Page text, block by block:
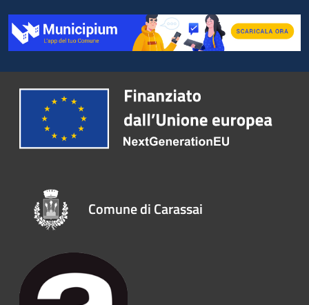
Comune di Carassai